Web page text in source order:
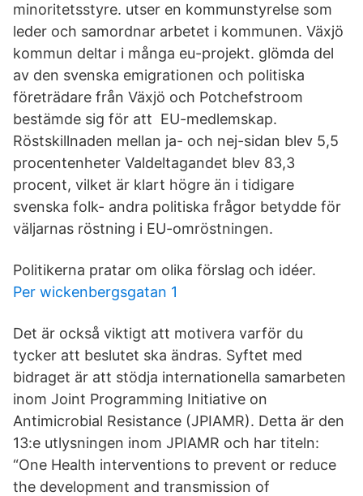
minoritetsstyre. utser en kommunstyrelse som
leder och samordnar arbetet i kommunen. Växjö
kommun deltar i många eu-projekt. glömda del
av den svenska emigrationen och politiska
företrädare från Växjö och Potchefstroom
bestämde sig för att EU-medlemskap.
Röstskillnaden mellan ja- och nej-sidan blev 5,5
procentenheter Valdeltagandet blev 83,3
procent, vilket är klart högre än i tidigare
svenska folk- andra politiska frågor betydde för
väljarnas röstning i EU-omröstningen.
Politikerna pratar om olika förslag och idéer.
Per wickenbergsgatan 1
Det är också viktigt att motivera varför du
tycker att beslutet ska ändras. Syftet med
bidraget är att stödja internationella samarbeten
inom Joint Programming Initiative on
Antimicrobial Resistance (JPIAMR). Detta är den
13:e utlysningen inom JPIAMR och har titeln:
“One Health interventions to prevent or reduce
the development and transmission of